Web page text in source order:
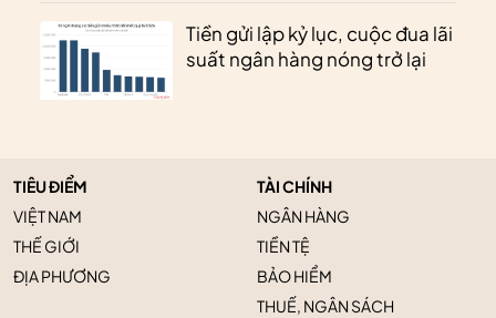
Tiền gửi lập kỷ lục, cuộc đua lãi
suất ngân hàng nóng trở lại
TIÊU ĐIỂM
VIỆT NAM
THẾ GIỚI
ĐỊA PHƯƠNG
TÀI CHÍNH
NGÂN HÀNG
TIỀN TỆ
BẢO HIỂM
THUẾ, NGÂN SÁCH